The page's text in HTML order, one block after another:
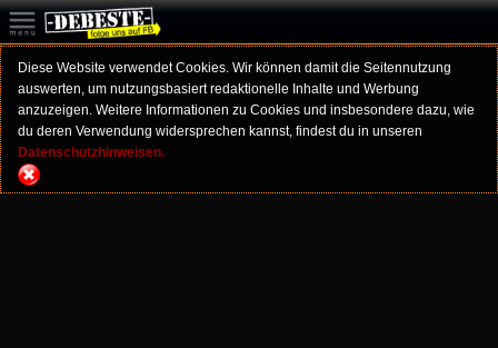
Diese Website verwendet Cookies. Wir können damit die Seitennutzung
auswerten, um nutzungsbasiert redaktionelle Inhalte und Werbung
anzuzeigen. Weitere Informationen zu Cookies und insbesondere dazu, wie
du deren Verwendung widersprechen kannst, findest du in unseren
Datenschutzhinweisen.